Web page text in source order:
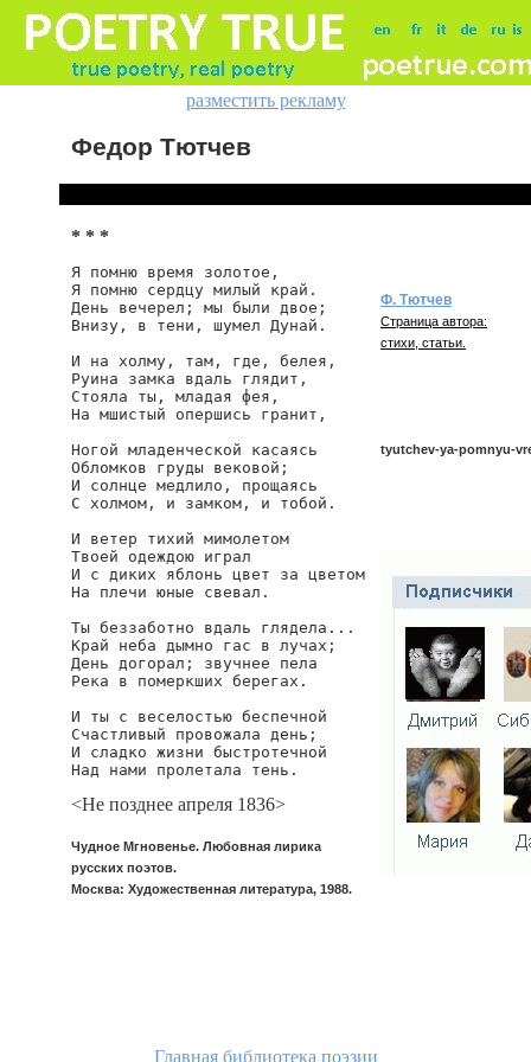
разместить рекламу
Федор Тютчев
* * *
Я помню время золотое,
Я помню сердцу милый край.
День вечерел; мы были двое;
Внизу, в тени, шумел Дунай.
И на холму, там, где, белея,
Руина замка вдаль глядит,
Стояла ты, младая фея,
На мшистый опершись гранит,
Ногой младенческой касаясь
Обломков груды вековой;
И солнце медлило, прощаясь
С холмом, и замком, и тобой.
И ветер тихий мимолетом
Твоей одеждою играл
И с диких яблонь цвет за цветом
На плечи юные свевал.
Ты беззаботно вдаль глядела...
Край неба дымно гас в лучах;
День догорал; звучнее пела
Река в померкших берегах.
И ты с веселостью беспечной
Счастливый провожала день;
И сладко жизни быстротечной
Над нами пролетала тень.
<Не позднее апреля 1836>
Чудное Мгновенье. Любовная лирика
русских поэтов.
Москва: Художественная литература, 1988.
Ф. Тютчев
Страница автора:
стихи, статьи.
tyutchev-ya-pomnyu-
Главная библиотека поэзии